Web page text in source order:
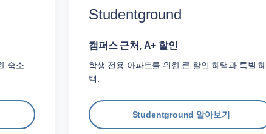
숙소.
Studentground
캠퍼스 근처, A+ 할인
학생 전용 아파트를 위한 큰 할인 혜택과 특별 혜
택.
Studentground 알아보기